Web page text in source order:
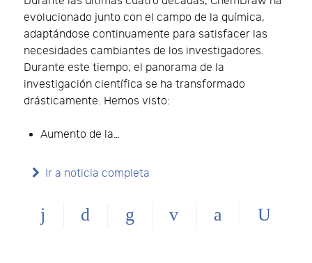
evolucionado junto con el campo de la química,
adaptándose continuamente para satisfacer las
necesidades cambiantes de los investigadores.
Durante este tiempo, el panorama de la
investigación científica se ha transformado
drásticamente. Hemos visto:
Aumento de la…
Ir a noticia completa